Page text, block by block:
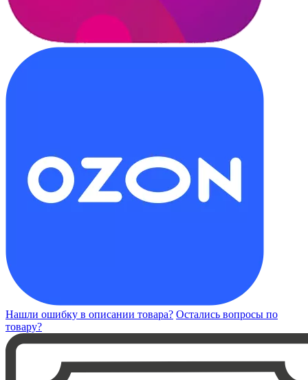
Нашли ошибку в описании товара? Остались вопросы по
товару?